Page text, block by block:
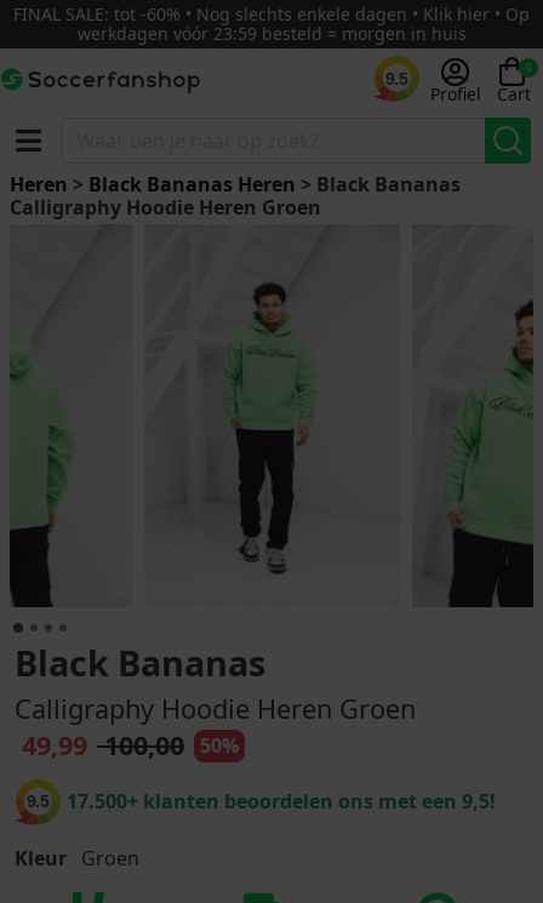
FINAL SALE: tot -60% • Nog slechts enkele dagen • Klik hier • Op
werkdagen vóór 23:59 besteld = morgen in huis
9.5
Profiel
0
Cart
Heren > Black Bananas Heren > Black Bananas
Calligraphy Hoodie Heren Groen
Black Bananas
Calligraphy Hoodie Heren Groen
49,99 100,00 50%
9.5 17.500+ klanten beoordelen ons met een 9,5!
Kleur Groen